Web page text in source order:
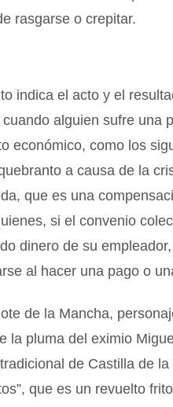
rasgarse o crepitar.
indica el acto y el
alguien sufre una
económico, como los
a causa de la
que es una
si el convenio
dinero de su
al hacer una pago o
de la Mancha,
la pluma del eximio
de Castilla de
que es un revuelto